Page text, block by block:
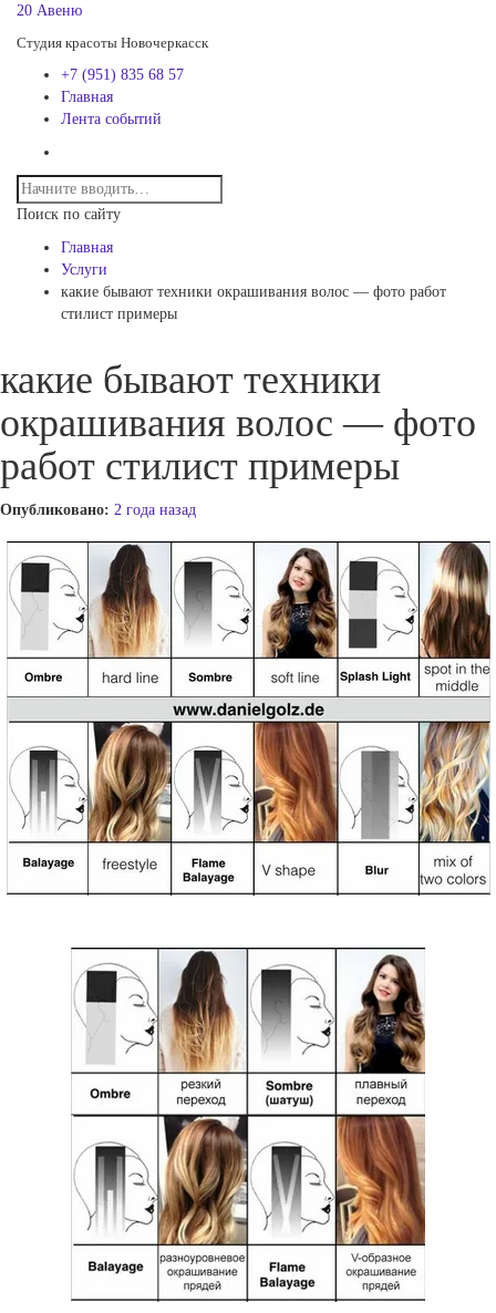
20 Авеню
Студия красоты Новочеркасск
+7 (951) 835 68 57
Главная
Лента событий
Поиск по сайту
Главная
Услуги
какие бывают техники окрашивания волос — фото работ
стилист примеры
какие бывают техники
окрашивания волос — фото
работ стилист примеры
Опубликовано: 2 года назад